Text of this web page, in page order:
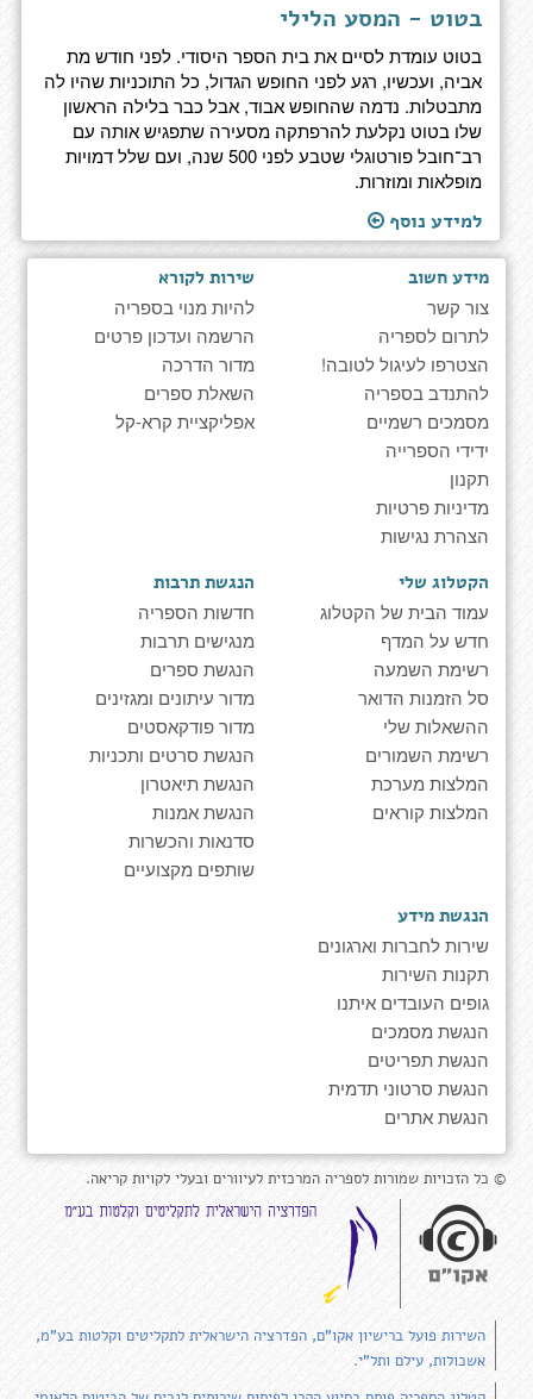
בטוט - המסע הלילי
בטוט עומדת לסיים את בית הספר היסודי. לפני חודש מת
אביה, ועכשיו, רגע לפני החופש הגדול, כל התוכניות שהיו לה
מתבטלות. נדמה שהחופש אבוד, אבל כבר בלילה הראשון
שלו בטוט נקלעת להרפתקה מסעירה שתפגיש אותה עם
רב־חובל פורטוגלי שטבע לפני 500 שנה, ועם שלל דמויות
מופלאות ומוזרות.
למידע נוסף
מידע חשוב
צור קשר
לתרום לספריה
הצטרפו לעיגול לטובה!
להתנדב בספריה
מסמכים רשמיים
ידידי הספרייה
תקנון
מדיניות פרטיות
הצהרת נגישות
שירות לקורא
להיות מנוי בספריה
הרשמה ועדכון פרטים
מדור הדרכה
השאלת ספרים
אפליקציית קרא-קל
הקטלוג שלי
עמוד הבית של הקטלוג
חדש על המדף
רשימת השמעה
סל הזמנות הדואר
ההשאלות שלי
רשימת השמורים
המלצות מערכת
המלצות קוראים
הנגשת תרבות
חדשות הספריה
מנגישים תרבות
הנגשת ספרים
מדור עיתונים ומגזינים
מדור פודקאסטים
הנגשת סרטים ותכניות
הנגשת תיאטרון
הנגשת אמנות
סדנאות והכשרות
שותפים מקצועיים
הנגשת מידע
שירות לחברות וארגונים
תקנות השירות
גופים העובדים איתנו
הנגשת מסמכים
הנגשת תפריטים
הנגשת סרטוני תדמית
הנגשת אתרים
© כל הזכויות שמורות לספריה המרכזית לעיוורים ובעלי לקויות קריאה.
השירות פועל ברישיון אקו"ם, הפדרציה הישראלית לתקליטים וקלטות בע"מ,
אשכולות, עילם ותל"י.